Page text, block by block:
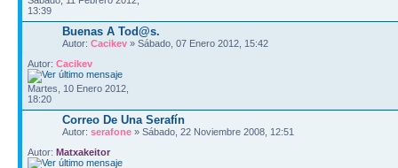
13:39
Buenas A Tod@s.
Autor: Cacikev » Sábado, 07 Enero 2012, 15:42
Autor: Cacikev
Martes, 10 Enero 2012,
18:20
Correo De Una Serafín
Autor: serafone » Sábado, 22 Noviembre 2008, 12:51
Autor: Matxakeitor